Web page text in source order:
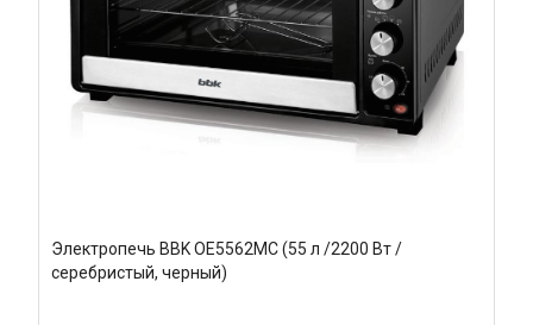
Электропечь BBK OE5562MC (55 л /2200 Вт /
серебристый, черный)